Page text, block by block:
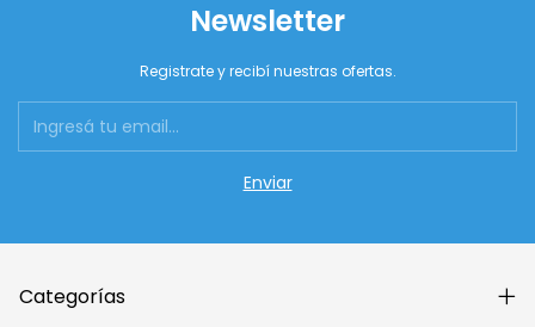
Newsletter
Registrate y recibí nuestras ofertas.
Categorías